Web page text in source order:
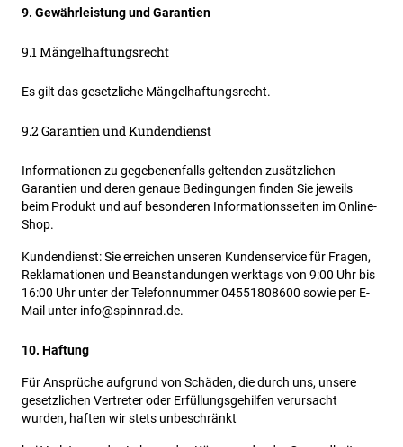
9. Gewährleistung und Garantien
9.1 Mängelhaftungsrecht
Es gilt das gesetzliche Mängelhaftungsrecht.
9.2 Garantien und Kundendienst
Informationen zu gegebenenfalls geltenden zusätzlichen
Garantien und deren genaue Bedingungen finden Sie jeweils
beim Produkt und auf besonderen Informationsseiten im Online-
Shop.
Kundendienst: Sie erreichen unseren Kundenservice für Fragen,
Reklamationen und Beanstandungen werktags von 9:00 Uhr bis
16:00 Uhr unter der Telefonnummer 04551808600 sowie per E-
Mail unter info@spinnrad.de.
10. Haftung
Für Ansprüche aufgrund von Schäden, die durch uns, unsere
gesetzlichen Vertreter oder Erfüllungsgehilfen verursacht
wurden, haften wir stets unbeschränkt